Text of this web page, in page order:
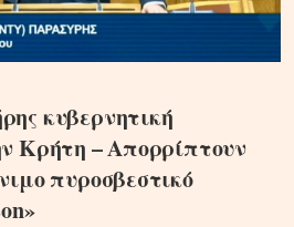
κυβερνητική
Κρήτη – Απορρίπτουν
πυροσβεστικό